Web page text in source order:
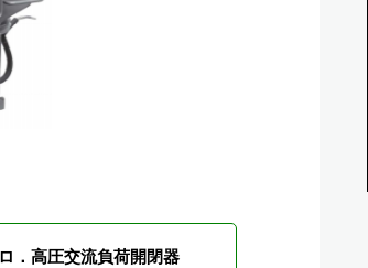
ロ．高圧交流負荷開閉器